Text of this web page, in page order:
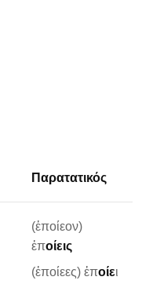
Παρατατικός
(ἐποίεον)
ἐποίεις
(ἐποίεες) ἐποίει